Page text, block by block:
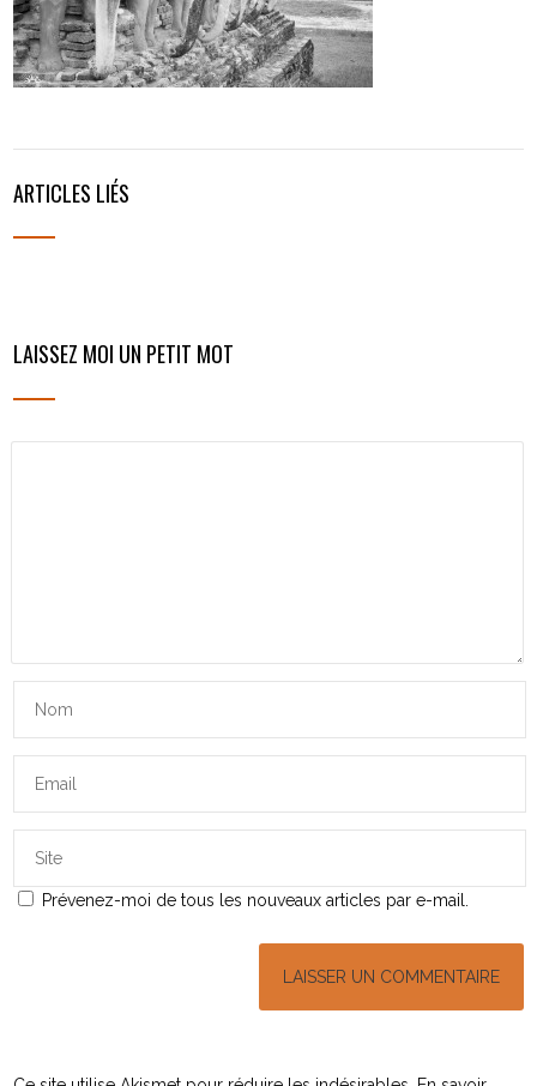
ARTICLES LIÉS
LAISSEZ MOI UN PETIT MOT
Prévenez-moi de tous les nouveaux articles par e-mail.